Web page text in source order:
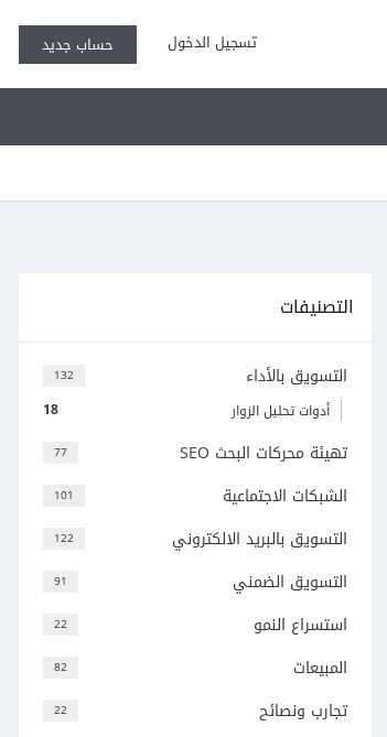
تسجيل الدخول حساب جديد
التصنيفات
132 التسويق بالأداء
18 أدوات تحليل الزوار
77 تهيئة محركات البحث SEO
101 الشبكات الاجتماعية
122 التسويق بالبريد الالكتروني
91 التسويق الضمني
22 استسراع النمو
82 المبيعات
22 تجارب ونصائح